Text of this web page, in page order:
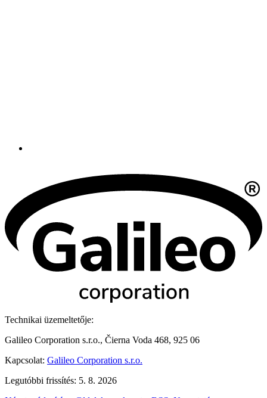
Technikai üzemeltetője:
Galileo Corporation s.r.o., Čierna Voda 468, 925 06
Kapcsolat: Galileo Corporation s.r.o.
Legutóbbi frissítés: 5. 8. 2026